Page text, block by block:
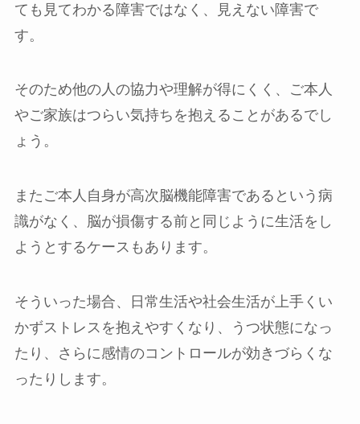
ても見てわかる障害ではなく、見えない障害で
す。
そのため他の人の協力や理解が得にくく、ご本人
やご家族はつらい気持ちを抱えることがあるでし
ょう。
またご本人自身が高次脳機能障害であるという病
識がなく、脳が損傷する前と同じように生活をし
ようとするケースもあります。
そういった場合、日常生活や社会生活が上手くい
かずストレスを抱えやすくなり、うつ状態になっ
たり、さらに感情のコントロールが効きづらくな
ったりします。